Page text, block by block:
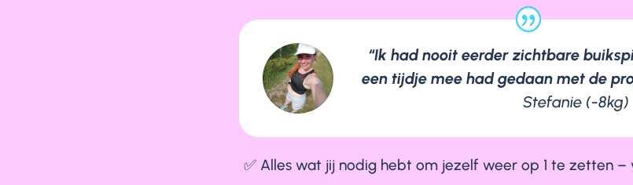
“Ik had nooit eerder zichtbare
een tijdje mee had gedaan met de
Stefanie (-8kg)
✅ Alles wat jij nodig hebt om jezelf weer op 1 te zetten –